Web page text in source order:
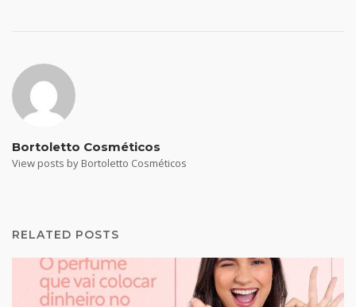
Bortoletto Cosméticos
View posts by Bortoletto Cosméticos
RELATED POSTS